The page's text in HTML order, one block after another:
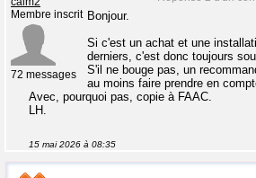
Membre inscrit
72 messages
Bonjour.
Si c'est un achat et une
derniers, c'est donc toujours
S'il ne bouge pas, un
au moins faire prendre en
Avec, pourquoi pas, copie à FAAC.
LH.
15 mai 2026 à 08:35